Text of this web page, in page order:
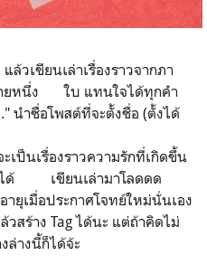
วเขียนเล่าเรื่องราวจากภา
ยหนึ่ง ใบ แทนใจได้ทุกคำ
นำชื่อโพสต์ที่จะตั้งชื่อ (ตั้งได้
เป็นเรื่องราวความรักที่เกิดขึ้น
ได้ เขียนเล่ามาโลดดด
ยุเมื่อประกาศโจทย์ใหม่นั่นเอง
วสร้าง Tag ได้นะ แต่ถ้าคิดไม่
ล่างนี้ก็ได้จ้ะ